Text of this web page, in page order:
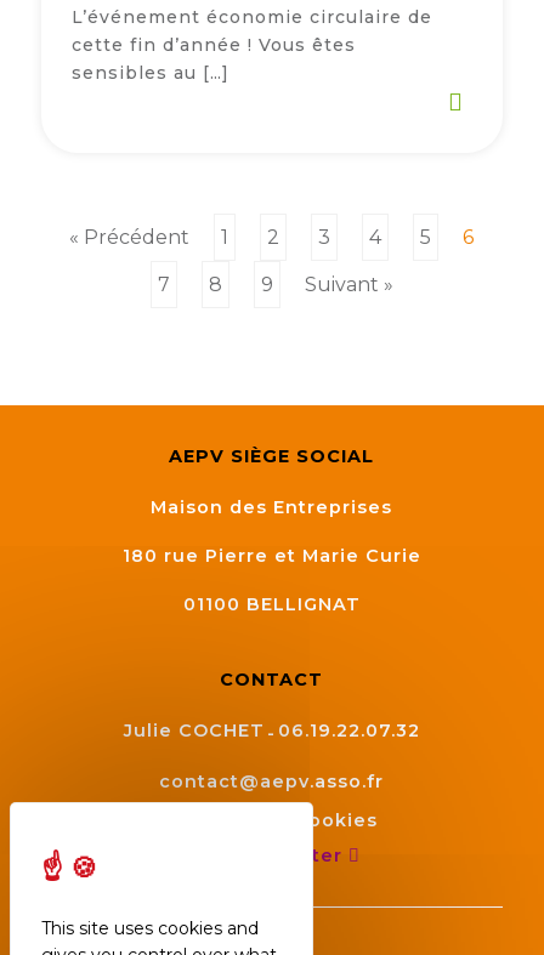
L’événement économie circulaire de
cette fin d’année ! Vous êtes
sensibles au […]
« Précédent 1 2 3 4 5 6
7 8 9 Suivant »
AEPV SIÈGE SOCIAL
Maison des Entreprises
180 rue Pierre et Marie Curie
01100 BELLIGNAT
CONTACT
Julie COCHET 06.19.22.07.32
contact@aepv.asso.fr
Gestion des cookies
Nous contacter
This site uses cookies and